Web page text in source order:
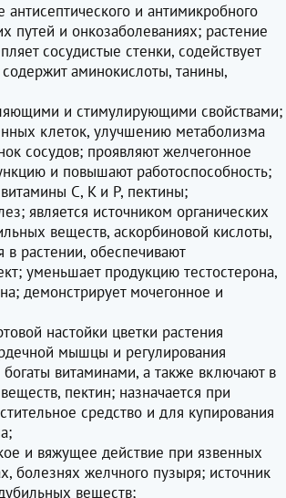
и антимикробного
путей и онкозаболеваниях; растение
сосудистые стенки, содействует
аминокислоты, танины,
и стимулирующими свойствами;
клеток, улучшению метаболизма
сосудов; проявляют желчегонное
и повышают работоспособность;
C, K и P, пектины;
является источником органических
веществ, аскорбиновой кислоты,
растении, обеспечивают
уменьшает продукцию тестостерона,
демонстрирует мочегонное и
настойки цветки растения
мышцы и регулирования
витаминами, а также включают в
пектин; назначается при
средство и для купирования
и вяжущее действие при язвенных
болезнях желчного пузыря; источник
веществ;